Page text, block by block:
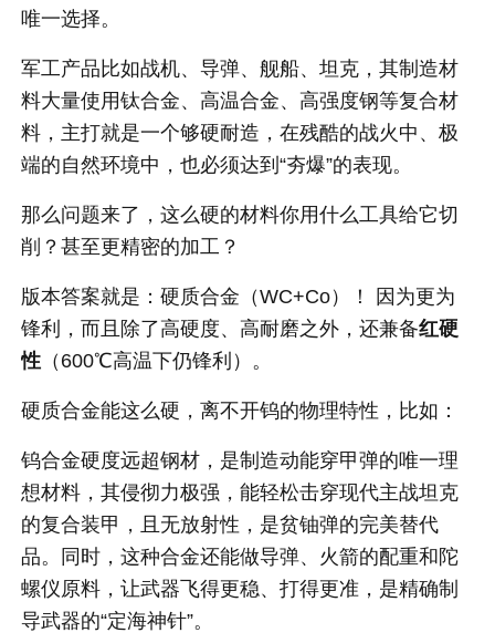
唯一选择。
军工产品比如战机、导弹、舰船、坦克，其制造材
料大量使用钛合金、高温合金、高强度钢等复合材
料，主打就是一个够硬耐造，在残酷的战火中、极
端的自然环境中，也必须达到“夯爆”的表现。
那么问题来了，这么硬的材料你用什么工具给它切
削？甚至更精密的加工？
版本答案就是：硬质合金（WC+Co）！ 因为更为
锋利，而且除了高硬度、高耐磨之外，还兼备红硬
性 （600℃高温下仍锋利）。
硬质合金能这么硬，离不开钨的物理特性，比如：
钨合金硬度远超钢材，是制造动能穿甲弹的唯一理
想材料，其侵彻力极强，能轻松击穿现代主战坦克
的复合装甲，且无放射性，是贫铀弹的完美替代
品。同时，这种合金还能做导弹、火箭的配重和陀
螺仪原料，让武器飞得更稳、打得更准，是精确制
导武器的“定海神针”。